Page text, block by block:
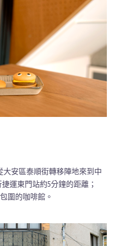
大安區泰順街轉移陣地來到中
運東門站約5分鐘的距離；
圍的咖啡館。